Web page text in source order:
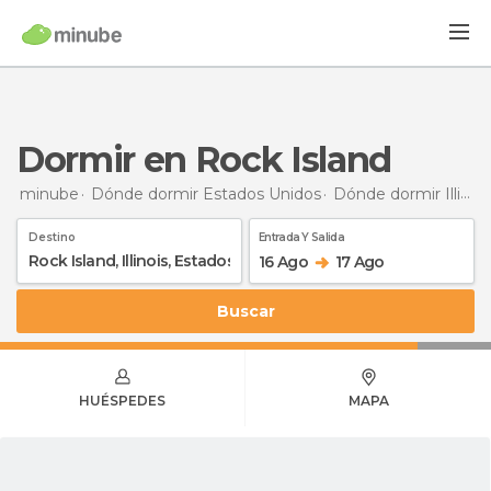
Dormir en Rock Island
minube Dónde dormir Estados Unidos Dónde dormir Illinois
Destino Entrada Y Salida
16 Ago 17 Ago
Buscar
HUÉSPEDES MAPA